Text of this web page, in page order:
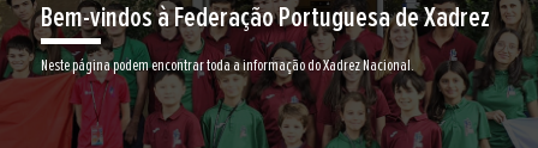
Xadrez Encontre aqui o seu clube de Xadrez
Junte-se a nós neste jogo milenar